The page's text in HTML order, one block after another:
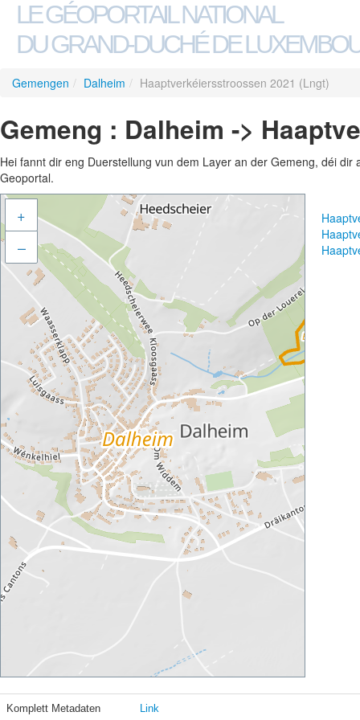
LE GÉOPORTAIL NATIONAL
DU GRAND-DUCHÉ DE
Gemengen / Dalheim / Haaptverkéiersstroossen 2021 (Lngt)
Gemeng : Dalheim ->
Hei fannt dir eng Duerstellung vun dem Layer an der Gemeng, déi
Geoportal.
+
–
Komplett Metadaten Link